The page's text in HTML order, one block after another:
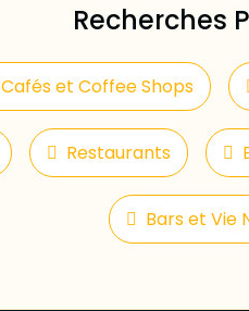
Recherches
Cafés et Coffee Shops
Restaurants
Bars et Vie